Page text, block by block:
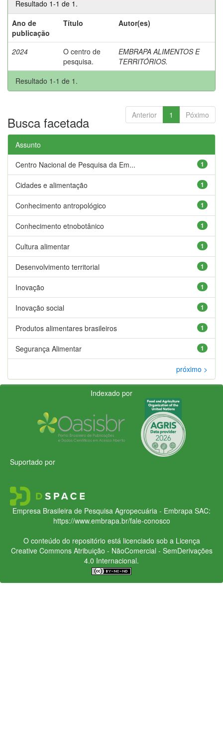
Resultado 1-1 de 1.
Ano de
publicação
Título Autor(es)
2024
O centro de
pesquisa.
EMBRAPA ALIMENTOS E
TERRITÓRIOS.
Resultado 1-1 de 1.
Anterior 1 Póximo
Busca facetada
Assunto
1
Centro Nacional de Pesquisa da Em...
1
Cidades e alimentação
1
Conhecimento antropológico
1
Conhecimento etnobotânico
1
Cultura alimentar
1
Desenvolvimento territorial
1
Inovação
1
Inovação social
1
Produtos alimentares brasileiros
1
Segurança Alimentar
próximo >
Indexado por
Suportado por
Empresa Brasileira de Pesquisa Agropecuária - Embrapa SAC:
https://www.embrapa.br/fale-conosco
O conteúdo do repositório está licenciado sob a Licença
Creative CommonsAtribuição - NãoComercial - SemDerivações
4.0 Internacional.